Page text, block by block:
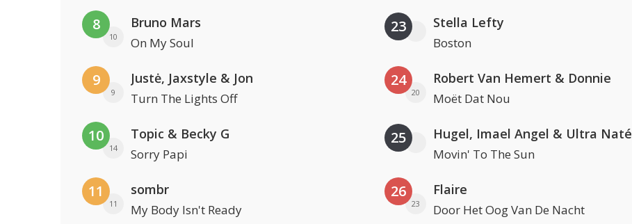
8
10
Bruno Mars
On My Soul
9
9
Justė, Jaxstyle & Jon
Turn The Lights Off
10
14
Topic & Becky G
Sorry Papi
11
11
sombr
My Body Isn't Ready
23 Stella Lefty
Boston
24
20
Robert Van Hemert & Donnie
Moët Dat Nou
25 Hugel, Imael Angel & Ultra Naté
Movin' To The Sun
26
23
Flaire
Door Het Oog Van De Nacht